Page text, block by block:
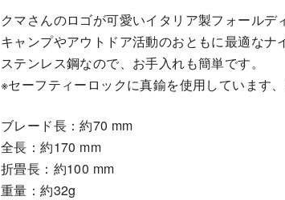
クマさんのロゴが可愛いイタリア製フォールデ
キャンプやアウトドア活動のおともに最適なナ
ステンレス鋼なので、お手入れも簡単です。
※セーフティーロックに真鍮を使用しています
ブレード長：約70 mm
全長：約170 mm
折畳長：約100 mm
重量：約32g